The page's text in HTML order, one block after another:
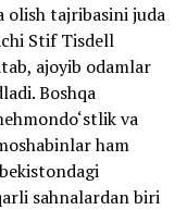
olish tajribasini juda
Stif Tisdell
ajoyib odamlar
Boshqa
va
ham
sahnalardan biri